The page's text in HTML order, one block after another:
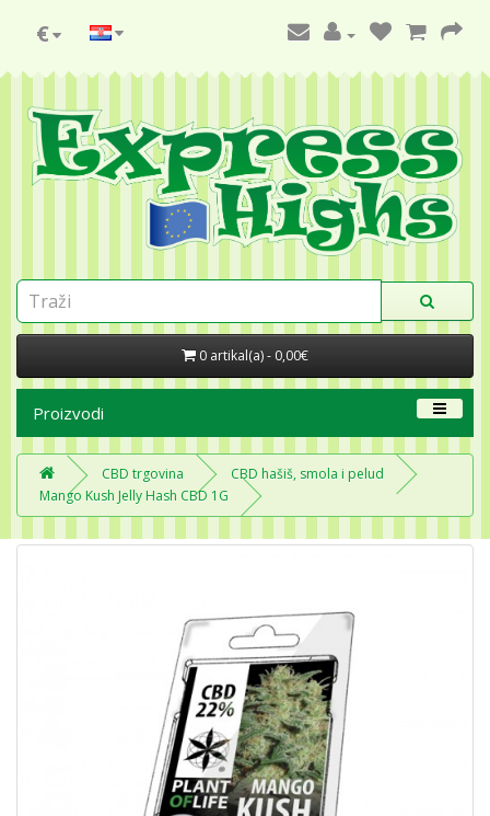
€
0 artikal(a) - 0,00€
Proizvodi
CBD trgovina
CBD hašiš, smola i pelud
Mango Kush Jelly Hash CBD 1G